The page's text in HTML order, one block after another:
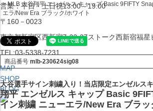
営業：平日・土日祝13:00～19:00
〒160－0023
東京都新宿区西新宿7-22-37ストーク西新宿福星
TEL:03-5338-7231
MAP
SHOP
BLOG
MLB 大谷翔平 エンゼルス キャップ Basic 9FIFTY
エラ/New Era ブラック/ホワイト
商品番号 mlb-230624sig08
大谷選手サイン刺繍入り！当店限定エンゼルス
翔平 エンゼルス キャップ Basic
イン刺繍 ニューエラ/New Era ブラッ